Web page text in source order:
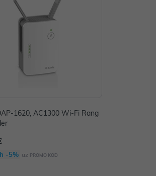
1620, AC1300 Wi-Fi Rang
-5% uz PROMO KOD